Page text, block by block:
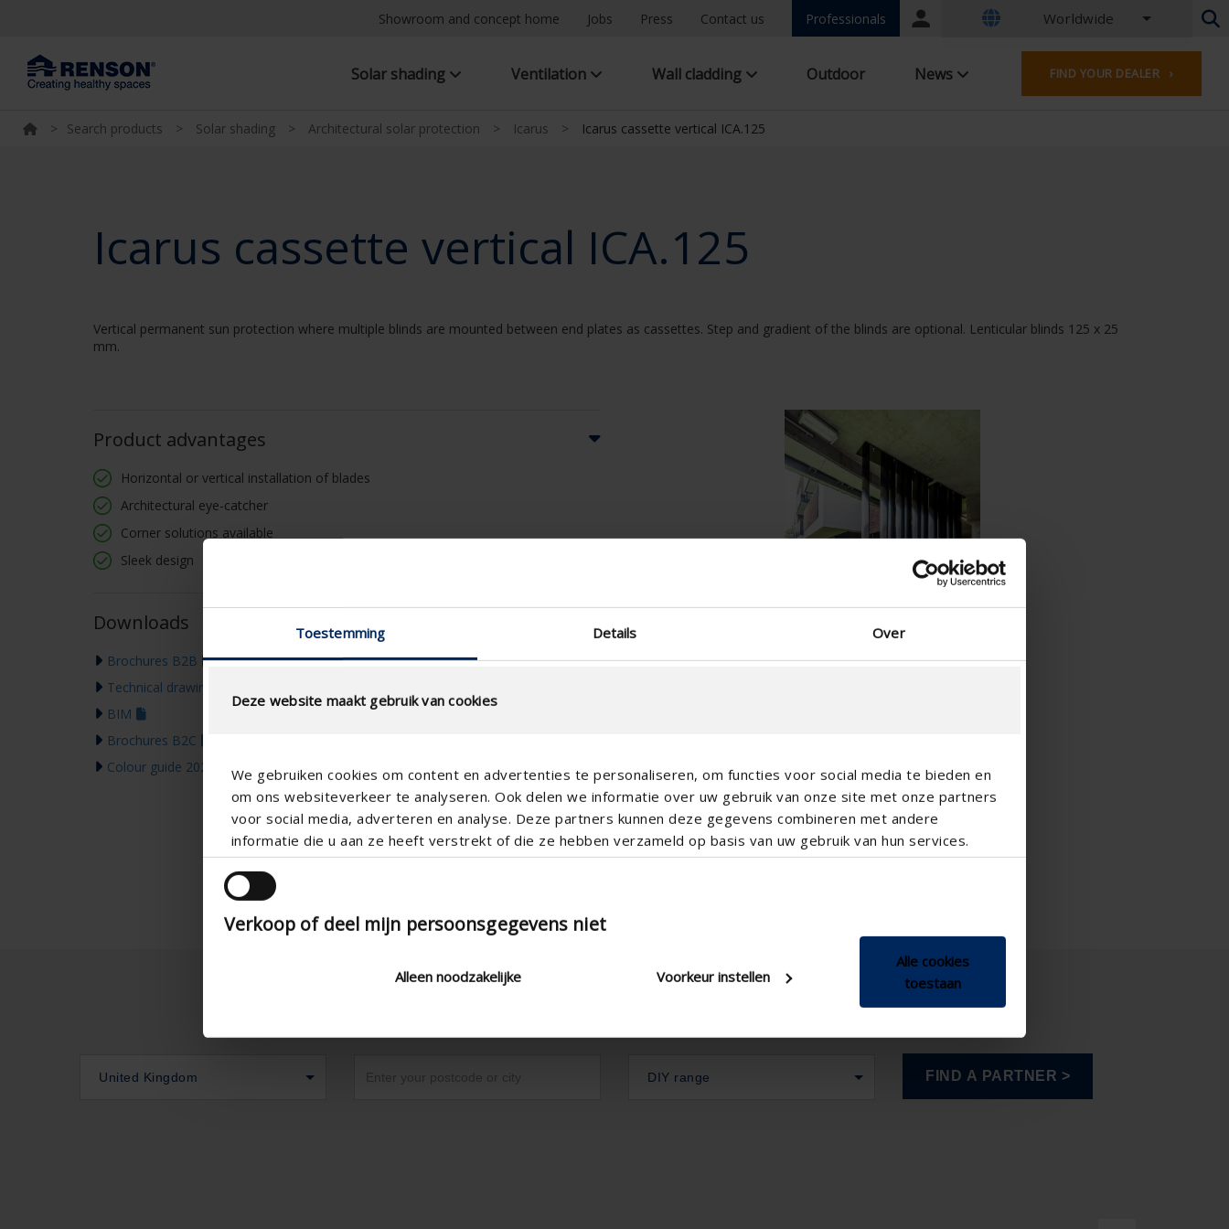
Toestemming Details Over
Deze website maakt gebruik van cookies
We gebruiken cookies om content en advertenties te personaliseren, om functies voor social media te bieden en
om ons websiteverkeer te analyseren. Ook delen we informatie over uw gebruik van onze site met onze partners
voor social media, adverteren en analyse. Deze partners kunnen deze gegevens combineren met andere
informatie die u aan ze heeft verstrekt of die ze hebben verzameld op basis van uw gebruik van hun services.
Verkoop of deel mijn persoonsgegevens niet
Alleen noodzakelijke Voorkeur instellen
Alle cookies
toestaan
Showroom and concept home Jobs Press Contact us Professionals
Portal
Worldwide
Dutch - Belgium
French - Belgium
Dutch - Netherlands
Czech - Czech Republic
English - Canada
Middle East
Russian - Russia
Chinese - China
Solar shading Ventilation Wall cladding Outdoor News FIND YOUR DEALER ›
> Search products > Solar shading > Architectural solar protection > Icarus > Icarus cassette vertical ICA.125
Icarus cassette vertical ICA.125
Vertical permanent sun protection where multiple blinds are mounted between end plates as cassettes. Step and gradient of the blinds are optional. Lenticular blinds 125 x 25
mm.
Product advantages
Horizontal or vertical installation of blades
Architectural eye-catcher
Corner solutions available
Sleek design
Downloads
Brochures B2B
Technical drawing
BIM
Brochures B2C
Colour guide 2026
United Kingdom DIY range